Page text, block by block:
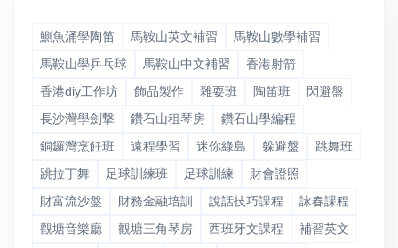
鰂魚涌學陶笛 馬鞍山英文補習
馬鞍山數學補習
馬鞍山學乒乓球
馬鞍山中文補習
香港射箭
香港diy工作坊
飾品製作 雜耍班 陶笛班
閃避盤
長沙灣學劍撃
鑽石山租琴房
鑽石山學編程
銅鑼灣烹飪班
遠程學習 迷你綠島 躲避盤
跳舞班
跳拉丁舞
足球訓練班 足球訓練
財會證照
財富流沙盤
財務金融培訓 說話技巧課程
詠春課程
觀塘音樂廳
觀塘三角琴房 西班牙文課程
補習英文